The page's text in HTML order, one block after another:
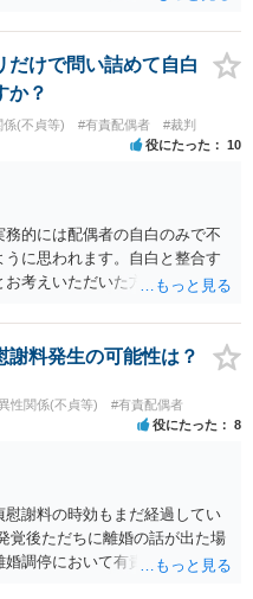
います。 すでに依頼されてい
養育費額について譲歩するなど
打診してみると良いと思いま
協議してみる、ということも考
だけで問い詰めて自白
か？
係(不貞等) #有責配偶者 #裁判
役にたった 10
的には配偶者の自白のみで不
に思われます。自白と整合す
考えいただいた方がよいでし
料発生の可能性は？
性関係(不貞等) #有責配偶者
役にたった 8
謝料の時効もまだ経過してい
覚後ただちに離婚の話が出た場
調停において有責配偶者の主